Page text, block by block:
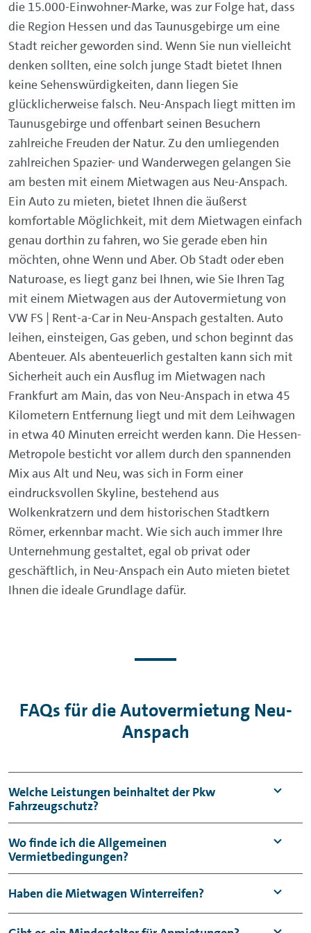
die 15.000-Einwohner-Marke, was zur Folge hat, dass
die Region Hessen und das Taunusgebirge um eine
Stadt reicher geworden sind. Wenn Sie nun vielleicht
denken sollten, eine solch junge Stadt bietet Ihnen
keine Sehenswürdigkeiten, dann liegen Sie
glücklicherweise falsch. Neu-Anspach liegt mitten im
Taunusgebirge und offenbart seinen Besuchern
zahlreiche Freuden der Natur. Zu den umliegenden
zahlreichen Spazier- und Wanderwegen gelangen Sie
am besten mit einem Mietwagen aus Neu-Anspach.
Ein Auto zu mieten, bietet Ihnen die äußerst
komfortable Möglichkeit, mit dem Mietwagen einfach
genau dorthin zu fahren, wo Sie gerade eben hin
möchten, ohne Wenn und Aber. Ob Stadt oder eben
Naturoase, es liegt ganz bei Ihnen, wie Sie Ihren Tag
mit einem Mietwagen aus der Autovermietung von
VW FS | Rent-a-Car in Neu-Anspach gestalten. Auto
leihen, einsteigen, Gas geben, und schon beginnt das
Abenteuer. Als abenteuerlich gestalten kann sich mit
Sicherheit auch ein Ausflug im Mietwagen nach
Frankfurt am Main, das von Neu-Anspach in etwa 45
Kilometern Entfernung liegt und mit dem Leihwagen
in etwa 40 Minuten erreicht werden kann. Die Hessen-
Metropole besticht vor allem durch den spannenden
Mix aus Alt und Neu, was sich in Form einer
eindrucksvollen Skyline, bestehend aus
Wolkenkratzern und dem historischen Stadtkern
Römer, erkennbar macht. Wie sich auch immer Ihre
Unternehmung gestaltet, egal ob privat oder
geschäftlich, in Neu-Anspach ein Auto mieten bietet
Ihnen die ideale Grundlage dafür.
FAQs für die Autovermietung Neu-
Anspach
Welche Leistungen beinhaltet der Pkw
Fahrzeugschutz?
Der Pkw Fahrzeugschutz umfasst einen
Haftpflicht- sowie einen Kaskoschutz mit
Selbstbeteiligung (Vollkasko: 950 €,
Teilkasko: 150 €) je Schadenfall.
Gegen einen Mehrbeitrag kann die
Wo finde ich die Allgemeinen
Vermietbedingungen?
DieAllgemeinen
Vermietbedingungenkönnen Sie auf unserer
Website nachlesen. Zusätzlich liegen sie in
Haben die Mietwagen Winterreifen?
Uns bei VW FS | Rent-a-Car ist es wichtig,